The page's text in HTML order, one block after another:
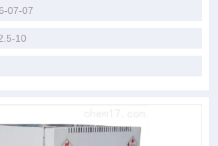
07-07
10